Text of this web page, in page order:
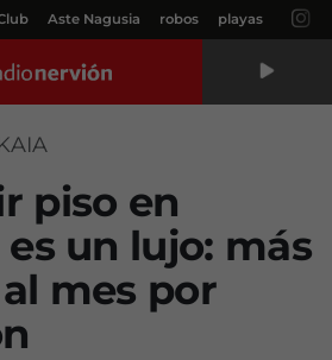
Aste Nagusia robos playas
piso en
un lujo: más
mes por